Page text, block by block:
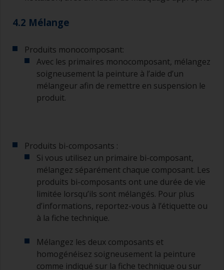
4.2 Mélange
Produits monocomposant:
Avec les primaires monocomposant, mélangez
soigneusement la peinture à l’aide d’un
mélangeur afin de remettre en suspension le
produit.
Produits bi-composants :
Si vous utilisez un primaire bi-composant,
mélangez séparément chaque composant. Les
produits bi-composants ont une durée de vie
limitée lorsqu’ils sont mélangés. Pour plus
d’informations, reportez-vous à l’étiquette ou
à la fiche technique.
Mélangez les deux composants et
homogénéisez soigneusement la peinture
comme indiqué sur la fiche technique ou sur